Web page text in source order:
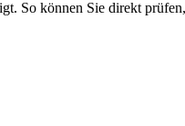
So können Sie direkt